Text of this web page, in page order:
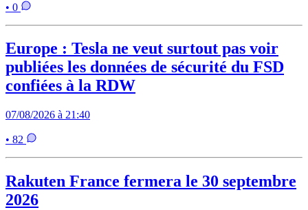
• 0
Europe : Tesla ne veut surtout pas voir
publiées les données de sécurité du FSD
confiées à la RDW
07/08/2026 à 21:40
• 82
Rakuten France fermera le 30 septembre
2026